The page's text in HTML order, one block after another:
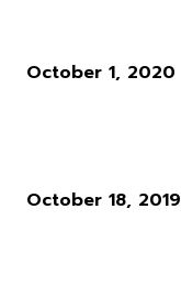
October 1, 2020
October 18, 2019